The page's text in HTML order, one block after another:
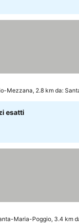
prezzi
Mezzana, 2.8 km da:
esatti
Maria-Poggio, 3.4 km